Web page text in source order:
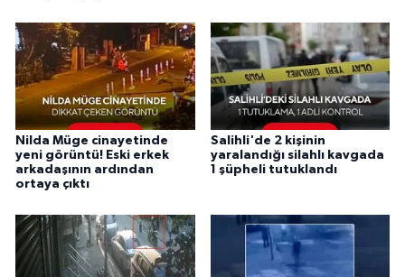
Nilda Müge cinayetinde
yeni görüntü! Eski erkek
arkadaşının ardından
ortaya çıktı
Salihli'de 2 kişinin
yaralandığı silahlı kavgada
1 şüpheli tutuklandı